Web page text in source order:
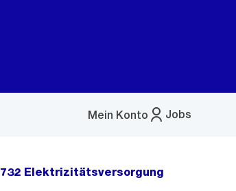
Jobs
Mein Konto
Menü
732 Elektrizitätsversorgung